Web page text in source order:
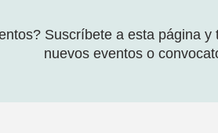
Suscríbete a esta página
nuevos eventos o